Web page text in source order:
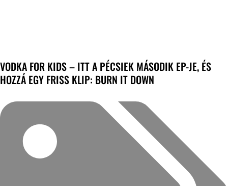
VODKA FOR KIDS – ITT A PÉCSIEK MÁSODIK EP-JE, ÉS
HOZZÁ EGY FRISS KLIP: BURN IT DOWN